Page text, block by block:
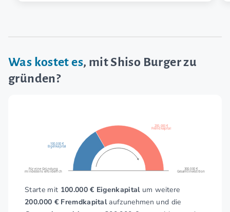
Was kostet es, mit Shiso Burger zu
gründen?
200.000 €
Fremdkapital
100.000 €
Eigenkapital
Für eine Gründung
mindestens erforderlich
300.000 €
Gesamtinvestition
Starte mit 100.000 € Eigenkapitalum weitere
200.000 € Fremdkapitalaufzunehmen und die